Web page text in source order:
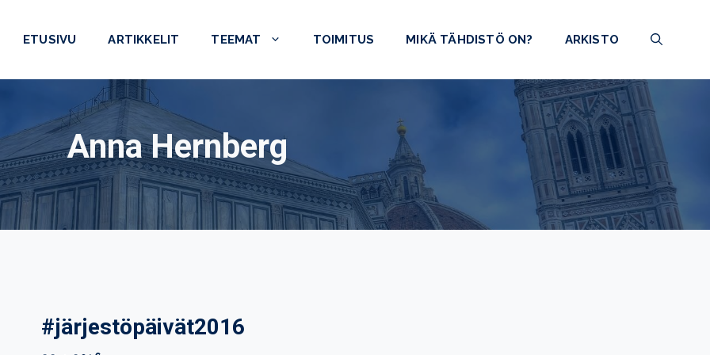
ETUSIVU ARTIKKELIT TEEMAT TOIMITUS MIKÄ TÄHDISTÖ ON? ARKISTO
Anna Hernberg
#järjestöpäivät2016